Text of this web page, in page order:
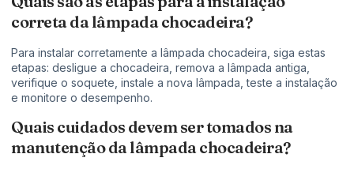
correta da lâmpada chocadeira?
Para instalar corretamente a lâmpada chocadeira, siga estas
etapas: desligue a chocadeira, remova a lâmpada antiga,
verifique o soquete, instale a nova lâmpada, teste a instalação
e monitore o desempenho.
Quais cuidados devem ser tomados na
manutenção da lâmpada chocadeira?